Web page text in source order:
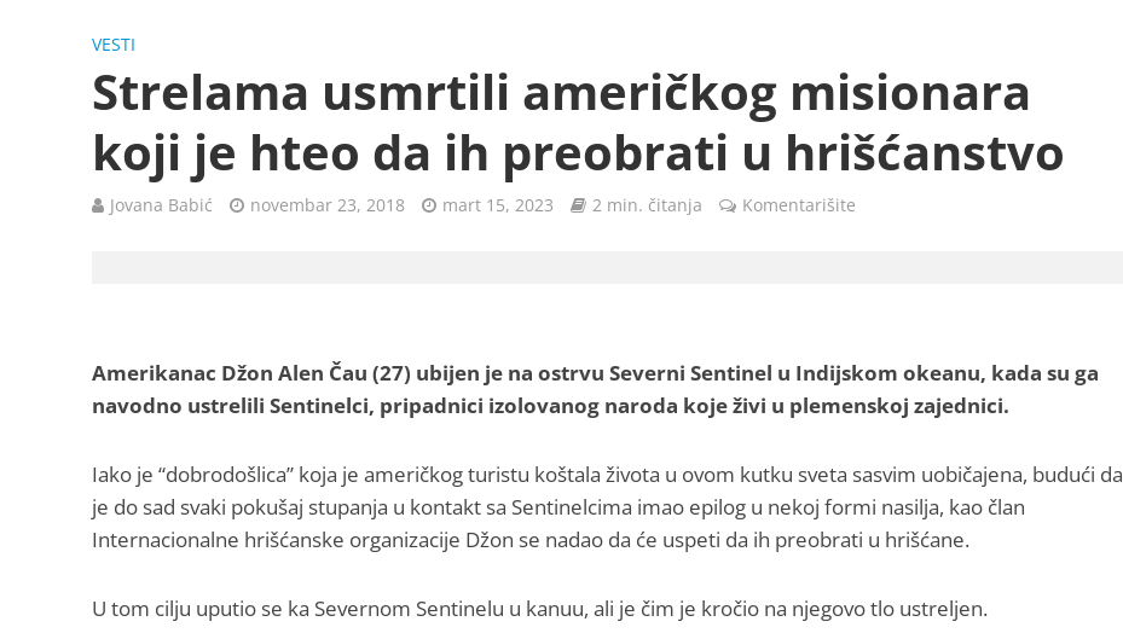
VESTI
Strelama usmrtili američkog misionara
koji je hteo da ih preobrati u hrišćanstvo
Jovana Babić novembar 23, 2018 mart 15, 2023 2 min. čitanja Komentarišite
Amerikanac Džon Alen Čau (27) ubijen je na ostrvu Severni Sentinel u Indijskom okeanu, kada su ga
navodno ustrelili Sentinelci, pripadnici izolovanog naroda koje živi u plemenskoj zajednici.
Iako je “dobrodošlica” koja je američkog turistu koštala života u ovom kutku sveta sasvim uobičajena, budući da
je do sad svaki pokušaj stupanja u kontakt sa Sentinelcima imao epilog u nekoj formi nasilja, kao član
Internacionalne hrišćanske organizacije Džon se nadao da će uspeti da ih preobrati u hrišćane.
U tom cilju uputio se ka Severnom Sentinelu u kanuu, ali je čim je kročio na njegovo tlo ustreljen.